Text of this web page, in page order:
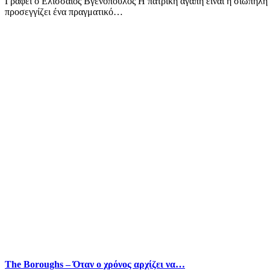
προσεγγίζει ένα πραγματικό…
The Boroughs – Όταν ο χρόνος αρχίζει να…